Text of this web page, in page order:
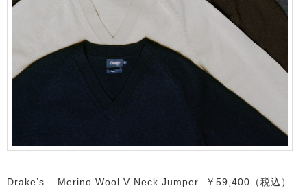
Drake’s – Merino Wool V Neck Jumper ￥59,400（税込）